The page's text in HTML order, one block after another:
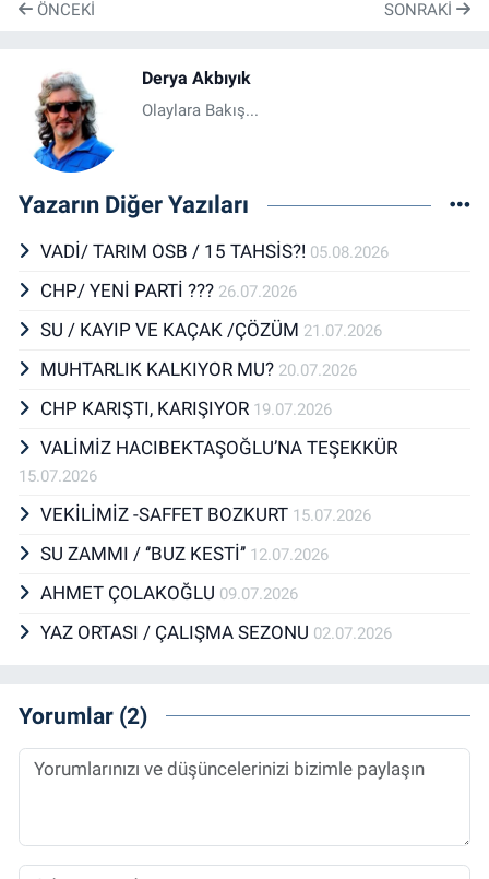
ÖNCEKI SONRAKI
Derya Akbıyık
Olaylara Bakış...
Yazarın Diğer Yazıları
VADİ/ TARIM OSB / 15 TAHSİS?! 05.08.2026
CHP/ YENİ PARTİ ??? 26.07.2026
SU / KAYIP VE KAÇAK /ÇÖZÜM 21.07.2026
MUHTARLIK KALKIYOR MU? 20.07.2026
CHP KARIŞTI, KARIŞIYOR 19.07.2026
VALİMİZ HACIBEKTAŞOĞLU’NA TEŞEKKÜR
15.07.2026
VEKİLİMİZ -SAFFET BOZKURT 15.07.2026
SU ZAMMI / ‘’BUZ KESTİ’’ 12.07.2026
AHMET ÇOLAKOĞLU 09.07.2026
YAZ ORTASI / ÇALIŞMA SEZONU 02.07.2026
Yorumlar (2)